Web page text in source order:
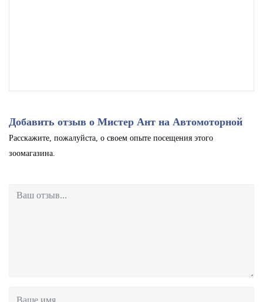
Добавить отзыв о Мистер Ант на Автомоторной
Расскажите, пожалуйста, о своем опыте посещения этого
зоомагазина.